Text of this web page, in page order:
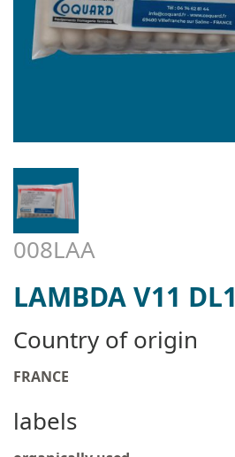
008LAA
LAMBDA V11 DL1
Country of origin
FRANCE
labels